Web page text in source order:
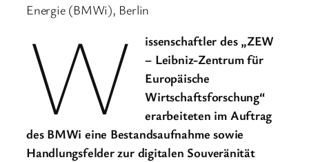
Energie (BMWi), Berlin
W
issenschaftler des „ZEW
– Leibniz-Zentrum für
Europäische
Wirtschaftsforschung“
erarbeiteten im Auftrag
des BMWi eine Bestandsaufnahme sowie
Handlungsfelder zur digitalen Souveränität